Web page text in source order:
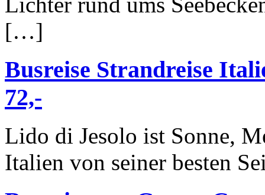
[…]
Busreise Strandreise
72,-
Lido di Jesolo ist Sonne,
Italien von seiner besten